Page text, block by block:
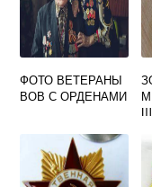
ФОТО ВЕТЕРАНЫ
ВОВ С ОРДЕНАМИ